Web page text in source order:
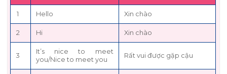
1 Hello Xin chào
2 Hi Xin chào
3
It’s nice to meet
you/Nice to meet you
Rất vui được gặp cậu